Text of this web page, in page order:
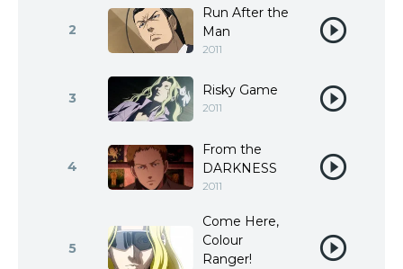
2
Run After the
Man
2011
3 Risky Game
2011
4
From the
DARKNESS
2011
5
Come Here,
Colour
Ranger!